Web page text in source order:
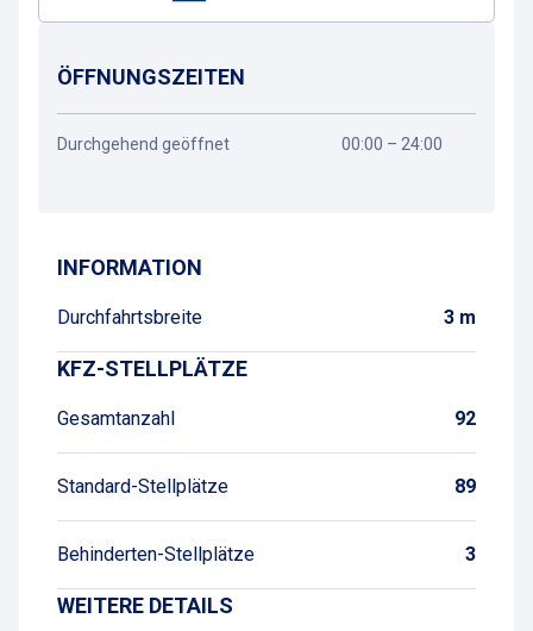
ÖFFNUNGSZEITEN
Durchgehend geöffnet 00:00 – 24:00
INFORMATION
Durchfahrtsbreite 3 m
KFZ-STELLPLÄTZE
Gesamtanzahl 92
Standard-Stellplätze 89
Behinderten-Stellplätze 3
WEITERE DETAILS